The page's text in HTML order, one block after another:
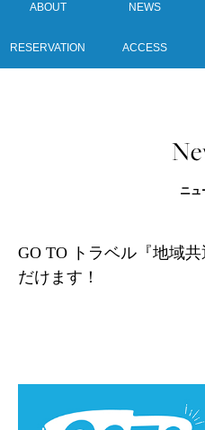
ABOUT NEWS
RESERVATION ACCESS
ニュ
GO TO トラベル『地域
だけます！